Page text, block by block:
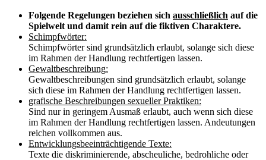
Folgende Regelungen beziehen sich ausschließlich auf die
Spielwelt und damit rein auf die fiktiven Charaktere.
Schimpfwörter:
Schimpfwörter sind grundsätzlich erlaubt, solange sich diese
im Rahmen der Handlung rechtfertigen lassen.
Gewaltbeschreibung:
Gewaltbeschreibungen sind grundsätzlich erlaubt, solange
sich diese im Rahmen der Handlung rechtfertigen lassen.
grafische Beschreibungen sexueller Praktiken:
Sind nur in geringem Ausmaß erlaubt, auch wenn sich diese
im Rahmen der Handlung rechtfertigen lassen. Andeutungen
reichen vollkommen aus.
Entwicklungsbeeinträchtigende Texte:
Texte die diskriminierende, abscheuliche, bedrohliche oder